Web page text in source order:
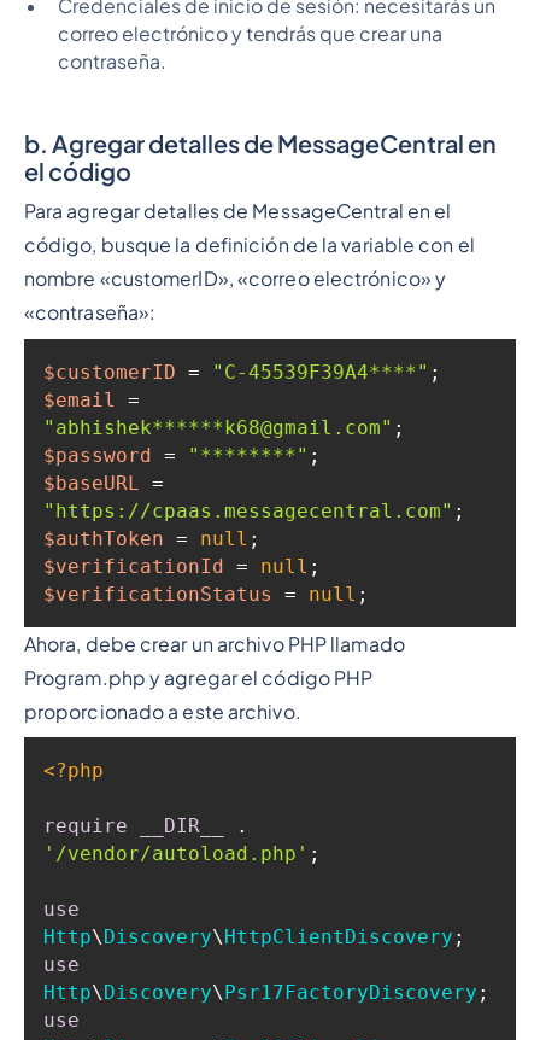
Credenciales de inicio de sesión: necesitarás un
correo electrónico y tendrás que crear una
contraseña.
b. Agregar detalles de MessageCentral en
el código
Para agregar detalles de MessageCentral en el
código, busque la definición de la variable con el
nombre «customerID», «correo electrónico» y
«contraseña»:
$customerID = "C-45539F39A4****"
$email
"abhishek******k68@gmail.com"
$password = "********"
$baseURL
"https://cpaas.messagecentral.com"
$authToken = null
$verificationId = null
$verificationStatus = null ;
Ahora, debe crear un archivo PHP llamado
Program.php y agregar el código PHP
proporcionado a este archivo.
<?php
require __DIR__
'/vendor/autoload.php'
use
Http\ Discovery\ HttpClientDiscovery
use
Http\ Discovery\ Psr17FactoryDiscovery
use